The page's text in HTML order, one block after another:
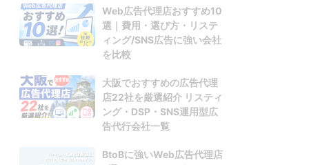
Web広告代理店おすすめ10
選｜費用・選び方・リステ
ィング/SNS広告に強い会社
を比較
大阪でおすすめの広告代理
店22社を厳選紹介 リスティ
ング・DSP・SNS運用型広
告代行会社一覧
BtoBに強いWeb広告代理店